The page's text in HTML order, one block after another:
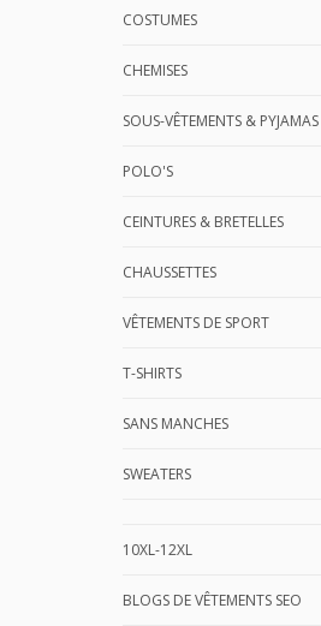
COSTUMES
CHEMISES
SOUS-VÊTEMENTS & PYJAMAS
POLO'S
CEINTURES & BRETELLES
CHAUSSETTES
VÊTEMENTS DE SPORT
T-SHIRTS
SANS MANCHES
SWEATERS
10XL-12XL
BLOGS DE VÊTEMENTS SEO